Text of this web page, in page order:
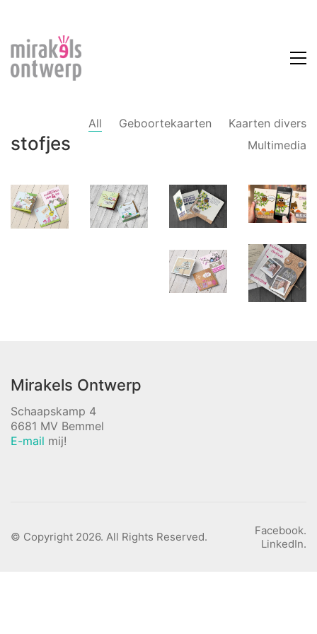
stofjes
All Geboortekaarten
Kaarten divers
Multimedia
Mirakels Ontwerp
Schaapskamp 4
6681 MV Bemmel
E-mail mij!
Facebook.
LinkedIn.
© Copyright 2026. All Rights Reserved.